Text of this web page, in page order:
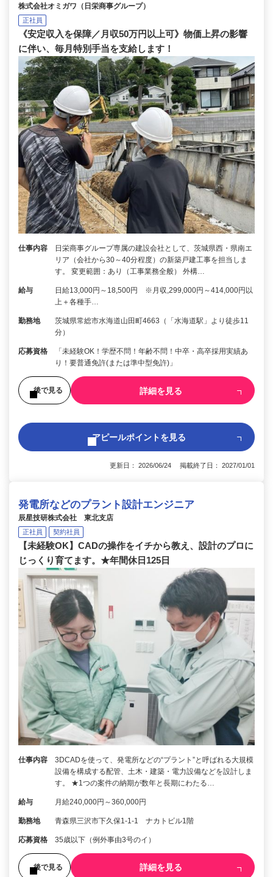
株式会社オミガワ（日栄商事グループ）
正社員
《安定収入を保障／月収50万円以上可》物価上昇の影響
に伴い、毎月特別手当を支給します！
仕事内容
日栄商事グループ専属の建設会社として、茨城県西・県南エ
リア（会社から30～40分程度）の新築戸建工事を担当しま
す。 変更範囲：あり（工事業務全般） 外構…
給与
日給13,000円～18,500円 ※月収,299,000円～414,000円以
上＋各種手…
勤務地
茨城県常総市水海道山田町4663（「水海道駅」より徒歩11
分）
応募資格
「未経験OK！学歴不問！年齢不問！中卒・高卒採用実績あ
り！要普通免許(または準中型免許)」
後で見る 詳細を見る
アピールポイントを見る
更新日： 2026/06/24 掲載終了日： 2027/01/01
発電所などのプラント設計エンジニア
辰星技研株式会社 東北支店
正社員 契約社員
【未経験OK】CADの操作をイチから教え、設計のプロに
じっくり育てます。★年間休日125日
仕事内容
3DCADを使って、発電所などの“プラント”と呼ばれる大規模
設備を構成する配管、土木・建築・電力設備などを設計しま
す。 ★1つの案件の納期が数年と長期にわたる…
給与 月給240,000円～360,000円
勤務地 青森県三沢市下久保1-1-1 ナカトビル1階
応募資格 35歳以下（例外事由3号のイ）
後で見る 詳細を見る